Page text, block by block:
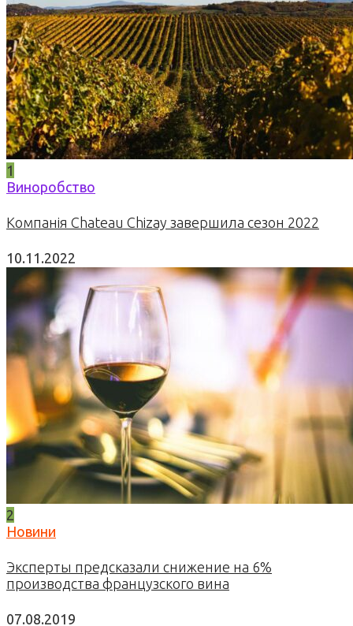
1
Виноробство
Компанія Chateau Chizay завершила сезон 2022
10.11.2022
2
Новини
Эксперты предсказали снижение на 6%
производства французского вина
07.08.2019